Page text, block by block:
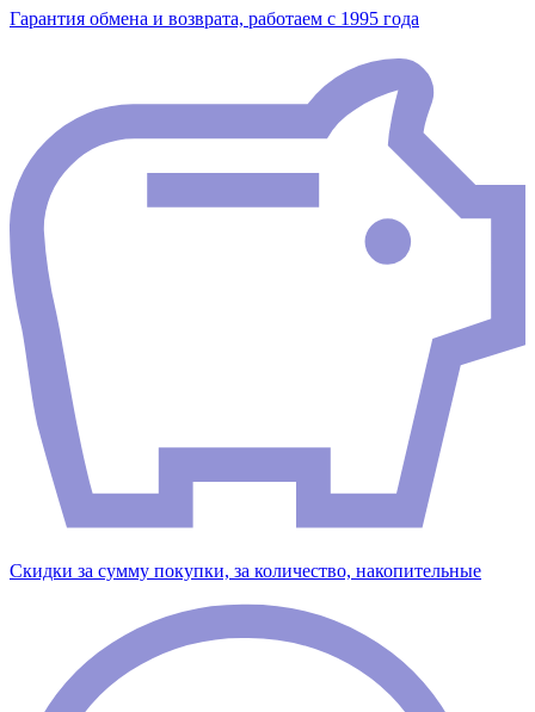
Гарантия обмена и возврата, работаем с 1995 года
Скидки за сумму покупки, за количество, накопительные